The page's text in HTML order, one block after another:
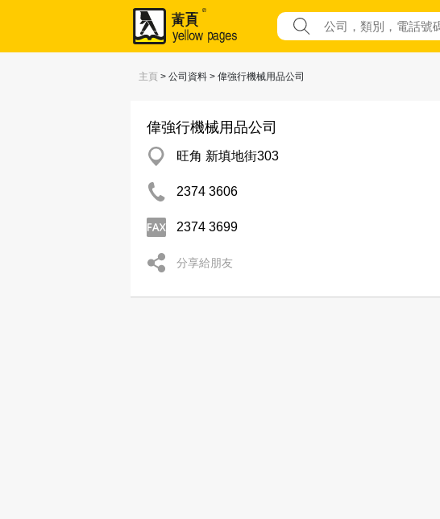
主頁 > 公司資料 > 偉強行機械用品公司
偉強行機械用品公司
旺角 新填地街303
2374 3606
2374 3699
分享給朋友